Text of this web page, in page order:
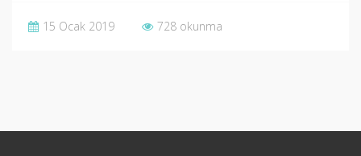
15 Ocak 2019 728 okunma